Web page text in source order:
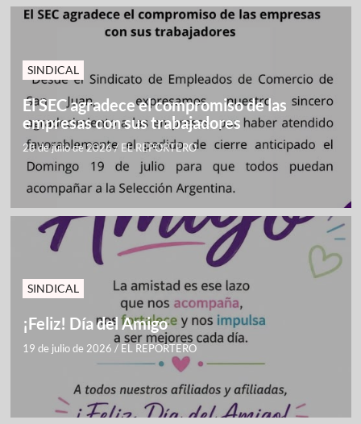
SINDICAL
El SEC agradece el compromiso de las
empresas con sus trabajadores
28 de julio de 2026/ EL REPORTERO
SINDICAL
¡Feliz! Día del Amigo
19 de julio de 2026 / EL REPORTERO